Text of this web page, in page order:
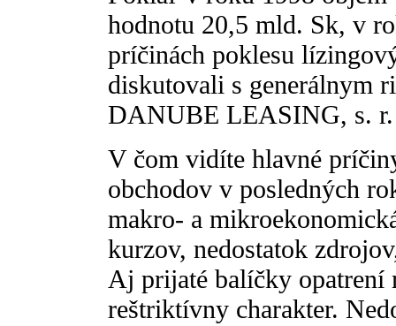
hodnotu 20,5 mld. Sk, v
príčinách poklesu
diskutovali s generálnym
DANUBE LEASING, s.
V čom vidíte hlavné
obchodov v posledných
makro- a
kurzov, nedostatok
Aj prijaté balíčky
reštriktívny charakter.